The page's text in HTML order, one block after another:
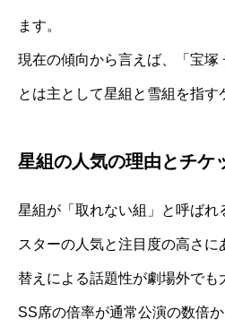
ます。
現在の傾向から言えば、「宝塚
とは主として星組と雪組を指す
星組の人気の理由とチケ
星組が「取れない組」と呼ばれ
スターの人気と注目度の高さに
替えによる話題性が劇場外でも
SS席の倍率が通常公演の数倍